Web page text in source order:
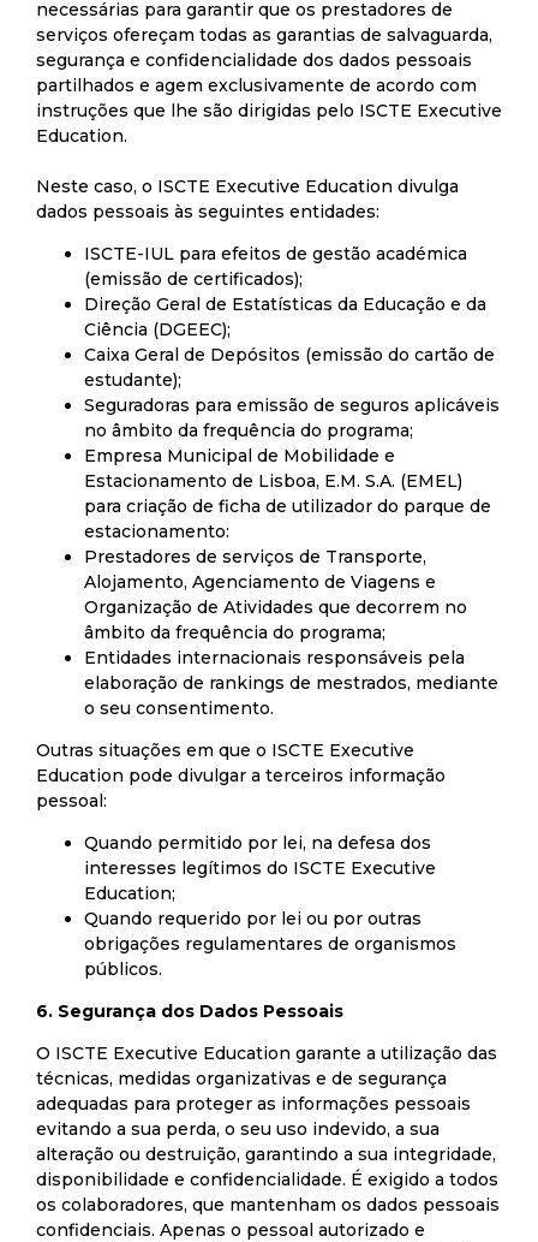
necessárias para garantir que os prestadores de
serviços ofereçam todas as garantias de salvaguarda,
segurança e confidencialidade dos dados pessoais
partilhados e agem exclusivamente de acordo com
instruções que lhe são dirigidas pelo ISCTE Executive
Education.
Neste caso, o ISCTE Executive Education divulga
dados pessoais às seguintes entidades:
ISCTE-IUL para efeitos de gestão académica
(emissão de certificados);
Direção Geral de Estatísticas da Educação e da
Ciência (DGEEC);
Caixa Geral de Depósitos (emissão do cartão de
estudante);
Seguradoras para emissão de seguros aplicáveis
no âmbito da frequência do programa;
Empresa Municipal de Mobilidade e
Estacionamento de Lisboa, E.M. S.A. (EMEL)
para criação de ficha de utilizador do parque de
estacionamento:
Prestadores de serviços de Transporte,
Alojamento, Agenciamento de Viagens e
Organização de Atividades que decorrem no
âmbito da frequência do programa;
Entidades internacionais responsáveis pela
elaboração de rankings de mestrados, mediante
o seu consentimento.
Outras situações em que o ISCTE Executive
Education pode divulgar a terceiros informação
pessoal:
Quando permitido por lei, na defesa dos
interesses legítimos do ISCTE Executive
Education;
Quando requerido por lei ou por outras
obrigações regulamentares de organismos
públicos.
6. Segurança dos Dados Pessoais
O ISCTE Executive Education garante a utilização das
técnicas, medidas organizativas e de segurança
adequadas para proteger as informações pessoais
evitando a sua perda, o seu uso indevido, a sua
alteração ou destruição, garantindo a sua integridade,
disponibilidade e confidencialidade. É exigido a todos
os colaboradores, que mantenham os dados pessoais
confidenciais. Apenas o pessoal autorizado e